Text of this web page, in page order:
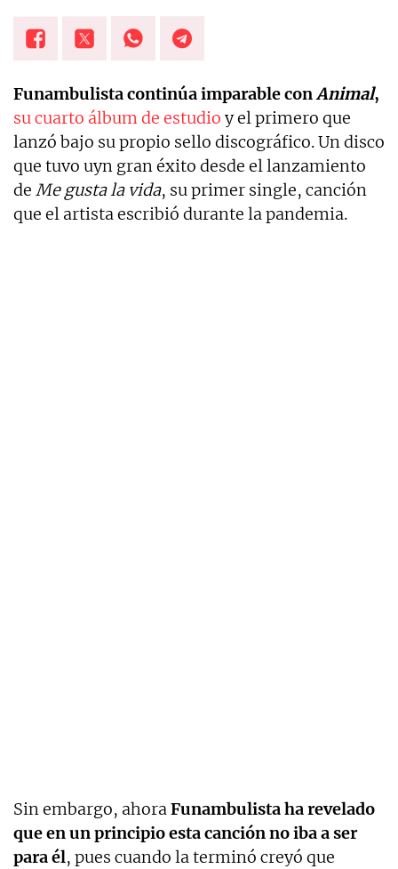
Funambulista continúa imparable conAnimal,
su cuarto álbum de estudio y el primero que
lanzó bajo su propio sello discográfico. Un disco
que tuvo uyn gran éxito desde el lanzamiento
de Me gusta la vida, su primer single, canción
que el artista escribió durante la pandemia.
Sin embargo, ahoraFunambulista ha revelado
que en un principio esta canción no iba a ser
para él, pues cuando la terminó creyó que